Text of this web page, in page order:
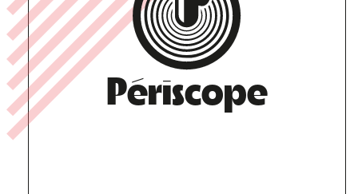
Périscope